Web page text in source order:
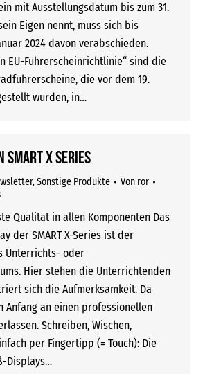
mit Ausstellungsdatum bis zum 31.
Eigen nennt, muss sich bis
2024 davon verabschieden.
EU-Führerscheinrichtlinie“ sind die
die vor dem 19.
wurden, in…
X Series
,Sonstige Produkte Von ror
Qualität in allen Komponenten Das
der SMART X-Series ist der
Unterrichts- oder
Hier stehen die Unterrichtenden
sich die Aufmerksamkeit. Da
Anfang an einen professionellen
Schreiben, Wischen,
per Fingertipp (= Touch): Die
Displays…